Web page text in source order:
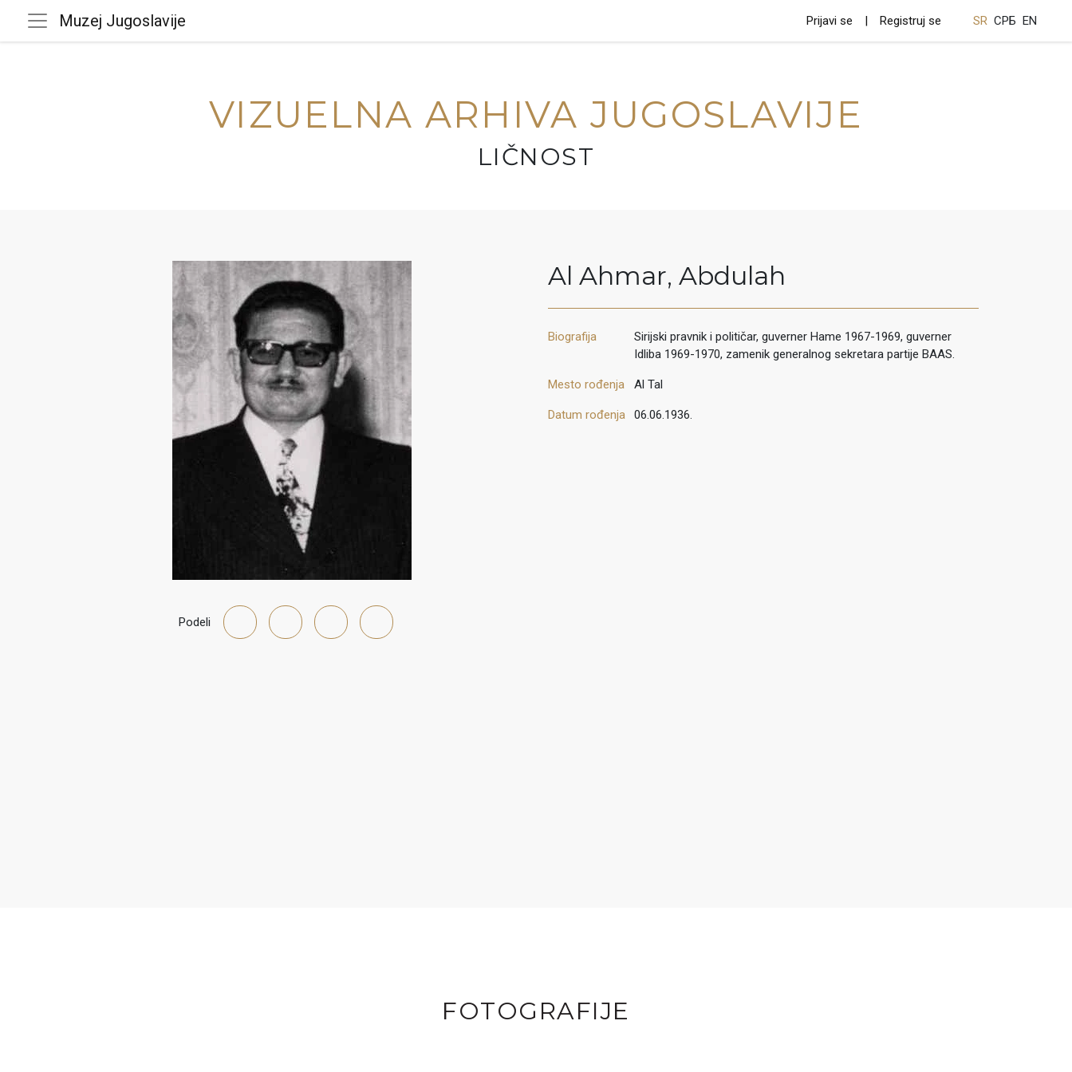
Muzej Jugoslavije Prijavi se Registruj se SR СРБ EN
VIZUELNA ARHIVA JUGOSLAVIJE
LIČNOST
Podeli
Al Ahmar, Abdulah
Biografija
Sirijski pravnik i političar, guverner Hame 1967-1969, guverner
Idliba 1969-1970, zamenik generalnog sekretara partije BAAS.
Mesto rođenja Al Tal
Datum rođenja 06.06.1936.
FOTOGRAFIJE